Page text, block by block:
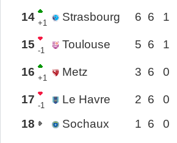
14 +1 Strasbourg 6 6 1
15 -1 Toulouse 5 6 1
16 +1 Metz 3 6 0
17 -1 Le Havre 2 6 0
18
Sochaux 1 6 0